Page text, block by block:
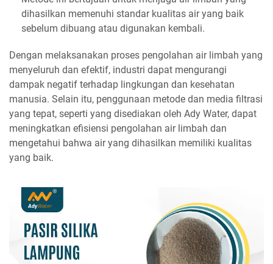
dihasilkan memenuhi standar kualitas air yang baik
sebelum dibuang atau digunakan kembali.
Dengan melaksanakan proses pengolahan air limbah yang
menyeluruh dan efektif, industri dapat mengurangi
dampak negatif terhadap lingkungan dan kesehatan
manusia. Selain itu, penggunaan metode dan media filtrasi
yang tepat, seperti yang disediakan oleh Ady Water, dapat
meningkatkan efisiensi pengolahan air limbah dan
mengetahui bahwa air yang dihasilkan memiliki kualitas
yang baik.